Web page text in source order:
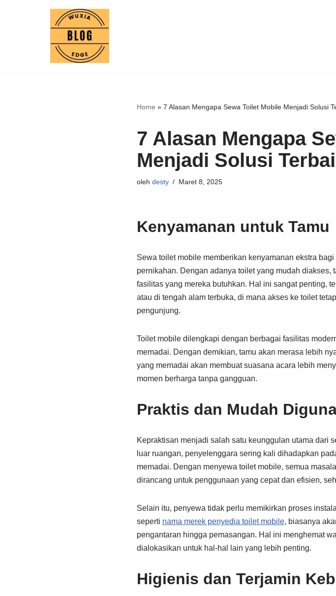
Home » 7 Alasan Mengapa Sewa Toilet Mobile Menjadi Solusi
7 Alasan Mengapa
Menjadi Solusi
oleh desty Maret 8, 2025
Kenyamanan untuk Tamu
Sewa toilet mobile memberikan kenyamanan ekstra
pernikahan. Dengan adanya toilet yang mudah
fasilitas yang mereka butuhkan. Hal ini sangat penting,
atau di tengah alam terbuka, di mana akses ke toilet
pengunjung.
Toilet mobile dilengkapi dengan berbagai fasilitas
memadai. Dengan demikian, tamu akan merasa lebih
yang memadai akan membuat suasana acara lebih
momen berharga tanpa gangguan.
Praktis dan Mudah
Kepraktisan menjadi salah satu keunggulan utama dari
luar ruangan, penyelenggara sering kali dihadapkan
memadai. Dengan menyewa toilet mobile, semua
dirancang untuk penggunaan yang cepat dan efisien,
Selain itu, penyewa tidak perlu memikirkan proses
seperti nama merek penyedia toilet mobile, biasanya
pengantaran hingga pemasangan. Hal ini menghemat
dialokasikan untuk hal-hal lain yang lebih penting.
Higienis dan Terjamin